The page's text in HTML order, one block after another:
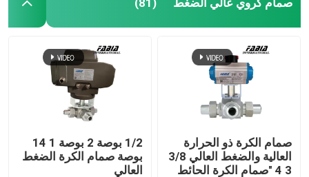
(81)
صمام الكرة ذو الحرارة
العالية والضغط العالي 3/8
3 4 "صمام الكرة الحائط
1/2 بوصة 2 بوصة 1 14
بوصة صمام الكرة الضغط
العالي